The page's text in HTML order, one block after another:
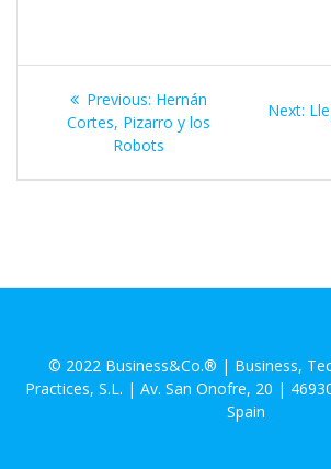
Previous: Hernán
Cortes, Pizarro y los
Robots
Next:
© 2022 Business&Co.® | Business,
Practices, S.L. | Av. San Onofre, 20 |
Spain